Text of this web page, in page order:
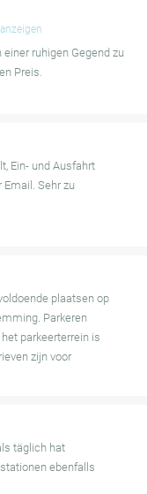
unbegrenzten
Parken in
Restaurants und
futuristischen Teil
Besuchen.
und
ruhigen Gegend zu
Preis.
Ein- und Ausfahrt
Sehr zu
plaatsen op
Parkeren
parkeerterrein is
zijn voor
täglich hat
ebenfalls